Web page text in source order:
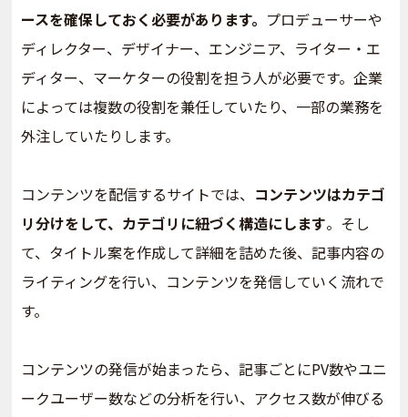
ースを確保しておく必要があります。 プロデューサーや
ディレクター、デザイナー、エンジニア、ライター・エ
ディター、マーケターの役割を担う人が必要です。企業
によっては複数の役割を兼任していたり、一部の業務を
外注していたりします。
コンテンツを配信するサイトでは、 コンテンツはカテゴ
リ分けをして、カテゴリに紐づく構造にします。そし
て、タイトル案を作成して詳細を詰めた後、記事内容の
ライティングを行い、コンテンツを発信していく流れで
す。
コンテンツの発信が始まったら、記事ごとにPV数やユニ
ークユーザー数などの分析を行い、アクセス数が伸びる